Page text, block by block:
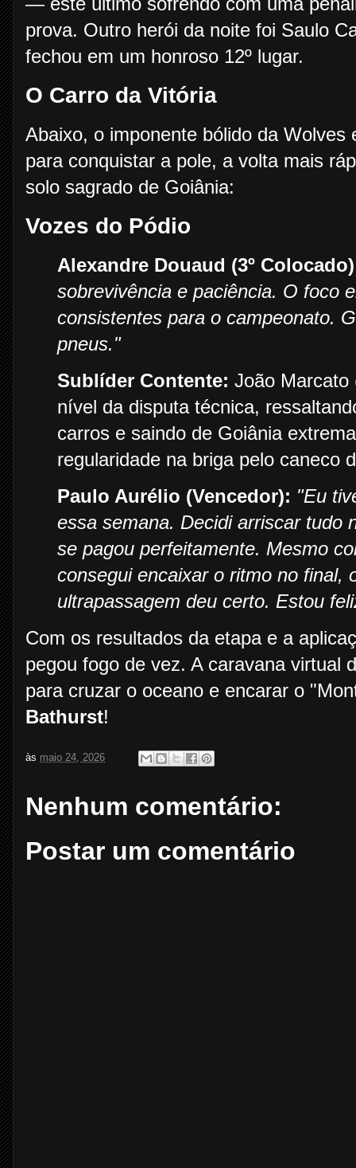
prova. Outro herói da noite foi Saulo
fechou em um honroso 12º lugar.
O Carro da Vitória
Abaixo, o imponente bólido da
para conquistar a pole, a volta mais
solo sagrado de Goiânia:
Vozes do Pódio
Alexandre Douaud (3º
sobrevivência e paciência. O foco
consistentes para o campeonato.
pneus."
Sublíder Contente: João Marcato
nível da disputa técnica,
carros e saindo de Goiânia
regularidade na briga pelo caneco
Paulo Aurélio (Vencedor): "Eu
essa semana. Decidi arriscar tudo
se pagou perfeitamente. Mesmo
consegui encaixar o ritmo no final,
ultrapassagem deu certo. Estou
Com os resultados da etapa e a
pegou fogo de vez. A caravana virtual
para cruzar o oceano e encarar o
Bathurst!
às maio 24, 2026
Nenhum comentário:
Postar um comentário